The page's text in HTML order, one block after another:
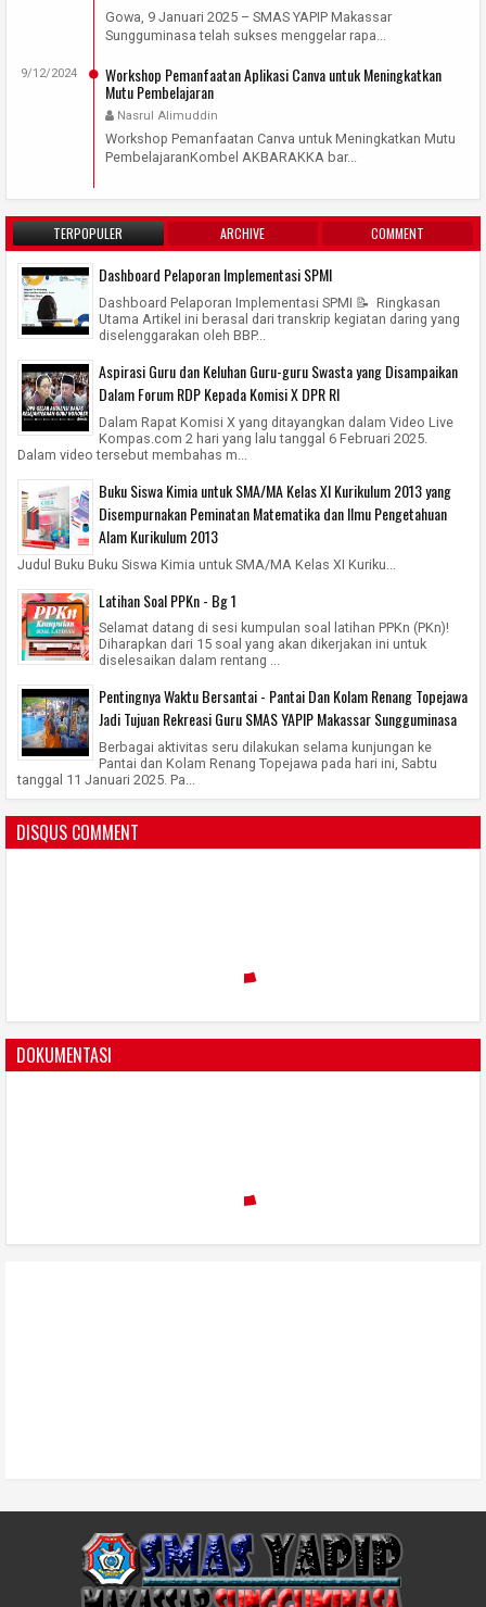
Gowa, 9 Januari 2025 – SMAS YAPIP Makassar
Sungguminasa telah sukses menggelar rapa...
Workshop Pemanfaatan Aplikasi Canva untuk Meningkatkan
Mutu Pembelajaran
Nasrul Alimuddin
9/12/2024
Workshop Pemanfaatan Canva untuk Meningkatkan Mutu
PembelajaranKombel AKBARAKKA bar...
TERPOPULER ARCHIVE COMMENT
Dashboard Pelaporan Implementasi SPMI
Dashboard Pelaporan Implementasi SPMI 📝 Ringkasan
Utama Artikel ini berasal dari transkrip kegiatan daring yang
diselenggarakan oleh BBP...
Aspirasi Guru dan Keluhan Guru-guru Swasta yang Disampaikan
Dalam Forum RDP Kepada Komisi X DPR RI
Dalam Rapat Komisi X yang ditayangkan dalam Video Live
Kompas.com 2 hari yang lalu tanggal 6 Februari 2025.
Dalam video tersebut membahas m...
Buku Siswa Kimia untuk SMA/MA Kelas XI Kurikulum 2013 yang
Disempurnakan Peminatan Matematika dan Ilmu Pengetahuan
Alam Kurikulum 2013
Judul Buku Buku Siswa Kimia untuk SMA/MA Kelas XI Kuriku...
Latihan Soal PPKn - Bg 1
Selamat datang di sesi kumpulan soal latihan PPKn (PKn)!
Diharapkan dari 15 soal yang akan dikerjakan ini untuk
diselesaikan dalam rentang ...
Pentingnya Waktu Bersantai - Pantai Dan Kolam Renang Topejawa
Jadi Tujuan Rekreasi Guru SMAS YAPIP Makassar Sungguminasa
Berbagai aktivitas seru dilakukan selama kunjungan ke
Pantai dan Kolam Renang Topejawa pada hari ini, Sabtu
tanggal 11 Januari 2025. Pa...
DISQUS COMMENT
DOKUMENTASI